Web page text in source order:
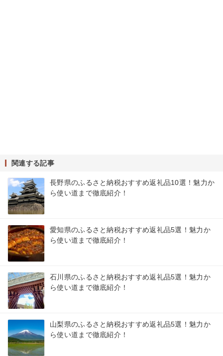
関連する記事
長野県のふるさと納税おすすめ返礼品10選！魅力か
ら使い道まで徹底紹介！
愛知県のふるさと納税おすすめ返礼品5選！魅力か
ら使い道まで徹底紹介！
石川県のふるさと納税おすすめ返礼品5選！魅力か
ら使い道まで徹底紹介！
山梨県のふるさと納税おすすめ返礼品5選！魅力か
ら使い道まで徹底紹介！